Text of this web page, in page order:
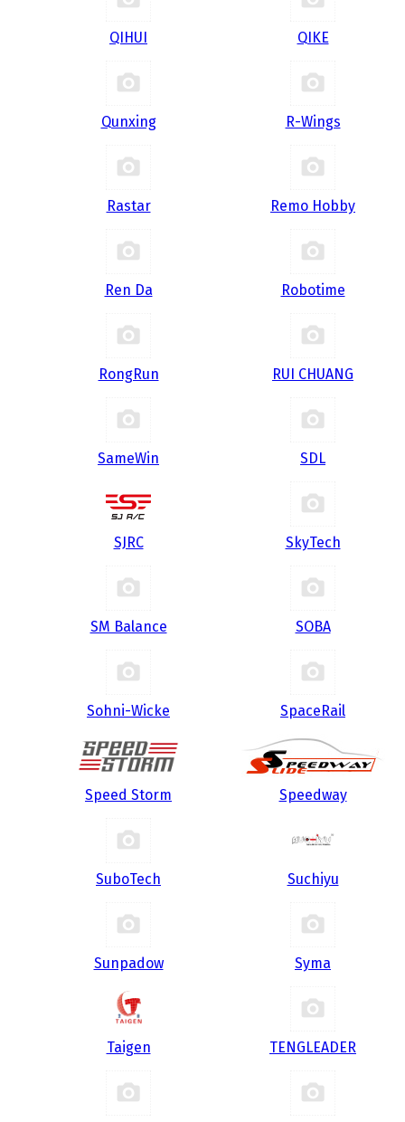
QIHUI QIKE
Qunxing R-Wings
Rastar Remo Hobby
Ren Da Robotime
RongRun RUI CHUANG
SameWin SDL
SJRC SkyTech
SM Balance SOBA
Sohni-Wicke SpaceRail
Speed Storm Speedway
SuboTech Suchiyu
Sunpadow Syma
Taigen TENGLEADER